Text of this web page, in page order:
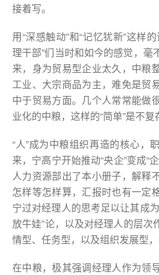
接着写。
用“深感触动”和“记忆犹新”这样
理干部”们当时和如今的感觉，毫
来，身为贸易型企业太久，中粮
工业、大宗商品为主，难免是贸
中于贸易方面。几个人常常能做
业化的中粮，这样的“简单”是不复
“人”成为中粮组织再造的核心，
来，宁高宁开始推动“央企”变成“
人力资源部出了本小册子，解释
怎样等怎样算，汇报时也有一定
宁过对经理人的思考足以让其成
放牛娃”论，以及对经理人的层
情型、任务型，以及组织发展型，
在中粮，极其强调经理人作为领